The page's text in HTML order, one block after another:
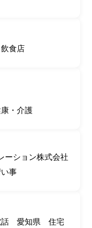
飲食店
・介護
ーション株式会社
事
愛知県 住宅